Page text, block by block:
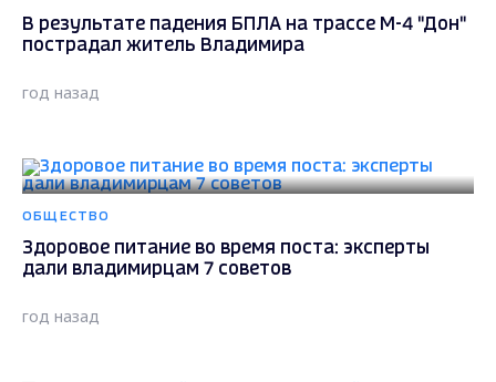
В результате падения БПЛА на трассе М-4 "Дон"
пострадал житель Владимира
год назад
ОБЩЕСТВО
Здоровое питание во время поста: эксперты
дали владимирцам 7 советов
год назад